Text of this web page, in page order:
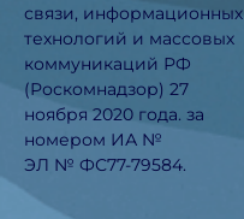
связи, информационных
технологий и массовых
коммуникаций РФ
(Роскомнадзор) 27
ноября 2020 года. за
номером ИА №
ЭЛ № ФС77-79584.